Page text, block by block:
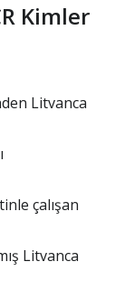
Kimler
Litvanca
çalışan
Litvanca